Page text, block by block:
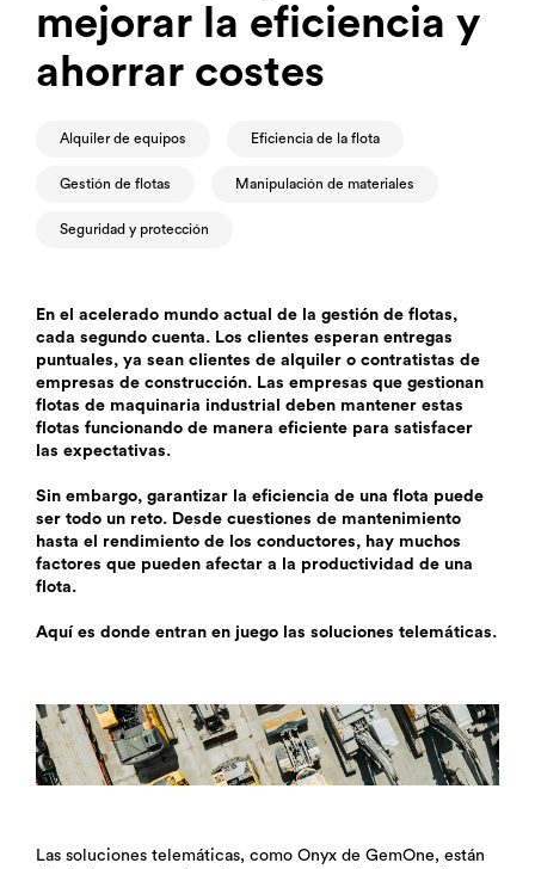
mejorar la eficiencia y
ahorrar costes
Alquiler de equipos Eficiencia de la flota
Gestión de flotas Manipulación de materiales
Seguridad y protección
En el acelerado mundo actual de la gestión de flotas,
cada segundo cuenta. Los clientes esperan entregas
puntuales, ya sean clientes de alquiler o contratistas de
empresas de construcción. Las empresas que gestionan
flotas de maquinaria industrial deben mantener estas
flotas funcionando de manera eficiente para satisfacer
las expectativas.
Sin embargo, garantizar la eficiencia de una flota puede
ser todo un reto. Desde cuestiones de mantenimiento
hasta el rendimiento de los conductores, hay muchos
factores que pueden afectar a la productividad de una
flota.
Aquí es donde entran en juego las soluciones telemáticas.
Las soluciones telemáticas, como Onyx de GemOne, están